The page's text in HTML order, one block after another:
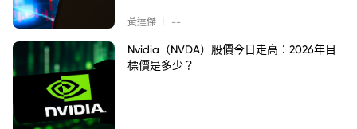
黃達傑 --
Nvidia（NVDA）股價今日走高：2026年目
標價是多少？